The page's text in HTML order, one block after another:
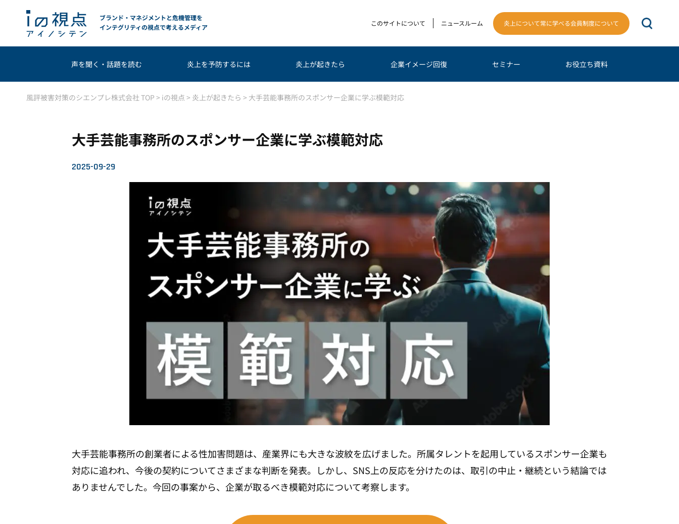
ブランド・マネジメントと危機管理を
インテグリティの視点で考えるメディア
このサイトについて ニュースルーム 炎上について常に学べる会員制度について
声を聞く・話題を読む 炎上を予防するには 炎上が起きたら 企業イメージ回復 セミナー お役立ち資料
風評被害対策のシエンプレ株式会社 TOP > iの視点 > 炎上が起きたら > 大手芸能事務所のスポンサー企業に学ぶ模範対応
大手芸能事務所のスポンサー企業に学ぶ模範対応
2025-09-29
大手芸能事務所の創業者による性加害問題は、産業界にも大きな波紋を広げました。所属タレントを起用しているスポンサー企業も
対応に追われ、今後の契約についてさまざまな判断を発表。しかし、SNS上の反応を分けたのは、取引の中止・継続という結論では
ありませんでした。今回の事案から、企業が取るべき模範対応について考察します。